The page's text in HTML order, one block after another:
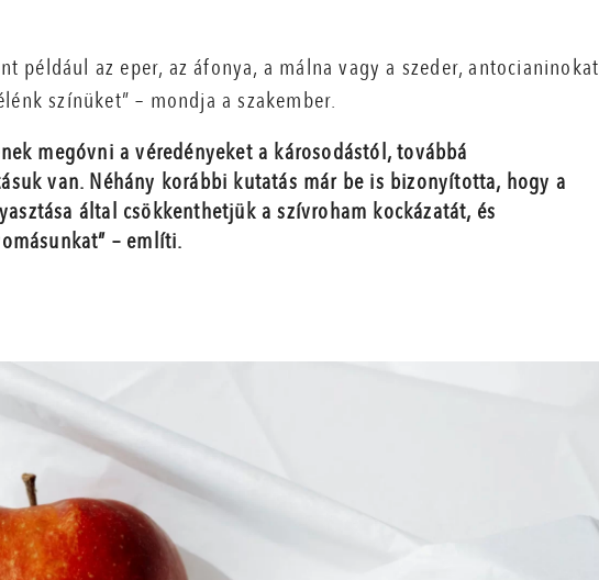
például az eper, az áfonya, a málna vagy a szeder, antocianinokat
színüket” – mondja a szakember.
megóvni a véredényeket a károsodástól, továbbá
van. Néhány korábbi kutatás már be is bizonyította, hogy a
által csökkenthetjük a szívroham kockázatát, és
– említi.